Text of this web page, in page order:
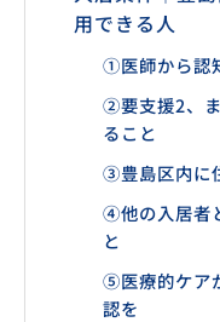
用できる人
①医師から認
②要支援2、
ること
③豊島区内に
④他の入居者
と
⑤医療的ケア
認を